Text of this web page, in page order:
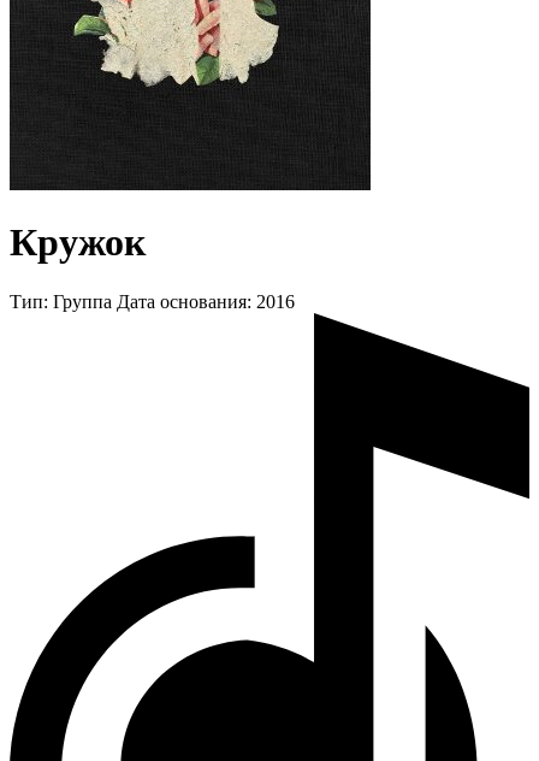
Кружок
Тип: Группа Дата основания: 2016